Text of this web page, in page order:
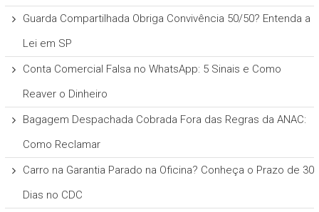
Guarda Compartilhada Obriga Convivência 50/50? Entenda a
Lei em SP
Conta Comercial Falsa no WhatsApp: 5 Sinais e Como
Reaver o Dinheiro
Bagagem Despachada Cobrada Fora das Regras da ANAC:
Como Reclamar
Carro na Garantia Parado na Oficina? Conheça o Prazo de 30
Dias no CDC